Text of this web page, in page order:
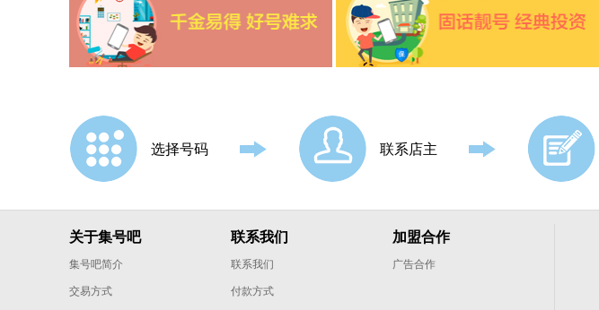
大兴安岭
大理
德宏
达州
E 鄂州
鄂尔多斯
选择号码 联系店主
关于集号吧
集号吧简介
交易方式
联系我们
联系我们
付款方式
加盟合作
广告合作